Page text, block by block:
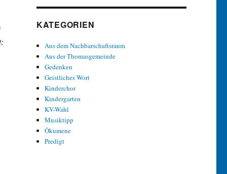
KATEGORIEN
Aus dem Nachbarschaftsraum
Aus der Thomasgemeinde
Gedenken
Geistliches Wort
Kinderchor
Kindergarten
KV-Wahl
Musiktipp
Ökumene
Predigt